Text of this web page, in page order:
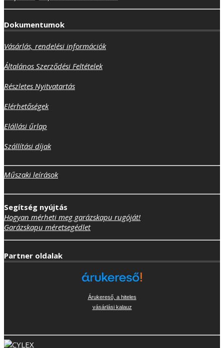
Dokumentumok
Vásárlás, rendelési információk
Általános Szerződési Feltételek
Részletes Nyitvatartás
Elérhetőségek
Elállási űrlap
Szállítási díjak
Műszaki leírások
Segítség nyújtás
Hogyan mérheti meg garázskapu rugóját!
Garázskapu méretsegédlet
Partner oldalak
Árukereső, a hiteles
vásárlási kalauz